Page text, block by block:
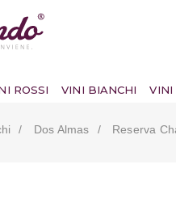
ROSSI VINI BIANCHI VINI
Dos Almas Reserva